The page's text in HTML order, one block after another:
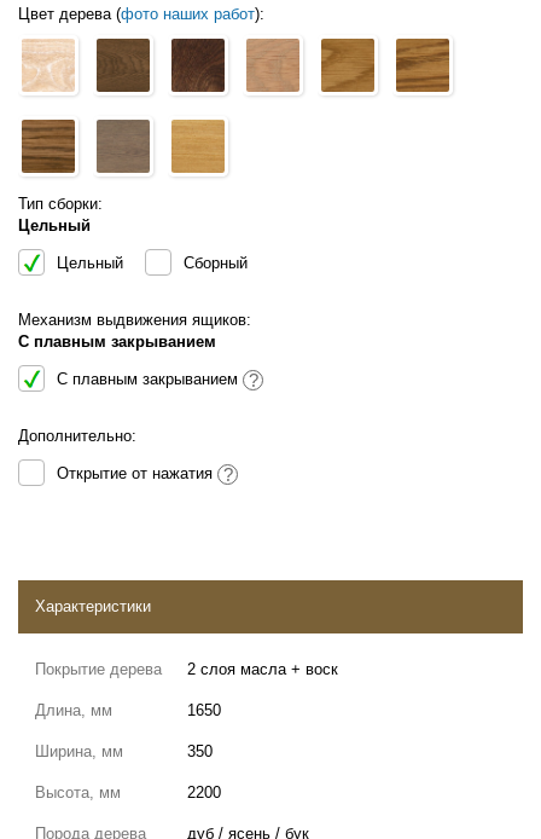
Цвет дерева (фото наших работ):
Тип сборки:
Цельный
Цельный Сборный
Механизм выдвижения ящиков:
С плавным закрыванием
С плавным закрыванием ?
Дополнительно:
Открытие от нажатия ?
Характеристики
Покрытие дерева 2 слоя масла + воск
Длина, мм 1650
Ширина, мм 350
Высота, мм 2200
Порода дерева дуб / ясень / бук